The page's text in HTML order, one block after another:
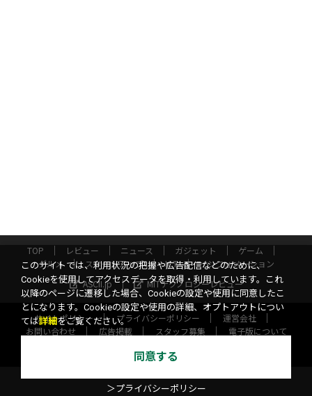
TOP レビュー ニュース ガジェット
ゲーム
グルメ
スタートアップ ICT
インフォメーション
ASCII.jp
MITテクノロジーレビュー
サイトポリシー プライバシーポリシー
運営会社
お問い合わせ
広告掲載 スタッフ募集
電子版について
©KADOKAWA ASCII Research Laboratories, Inc. 2026
このサイトでは、利用状況の把握や広告配信などのために、
Cookieを使用してアクセスデータを取得・利用しています。これ
以降のページに遷移した場合、Cookieの設定や使用に同意したこ
とになります。Cookieの設定や使用の詳細、オプトアウトについ
ては詳細をご覧ください。
同意する
＞プライバシーポリシー